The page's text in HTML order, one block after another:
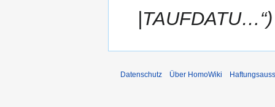
|TAUFDATU…“
Datenschutz Über HomoWiki